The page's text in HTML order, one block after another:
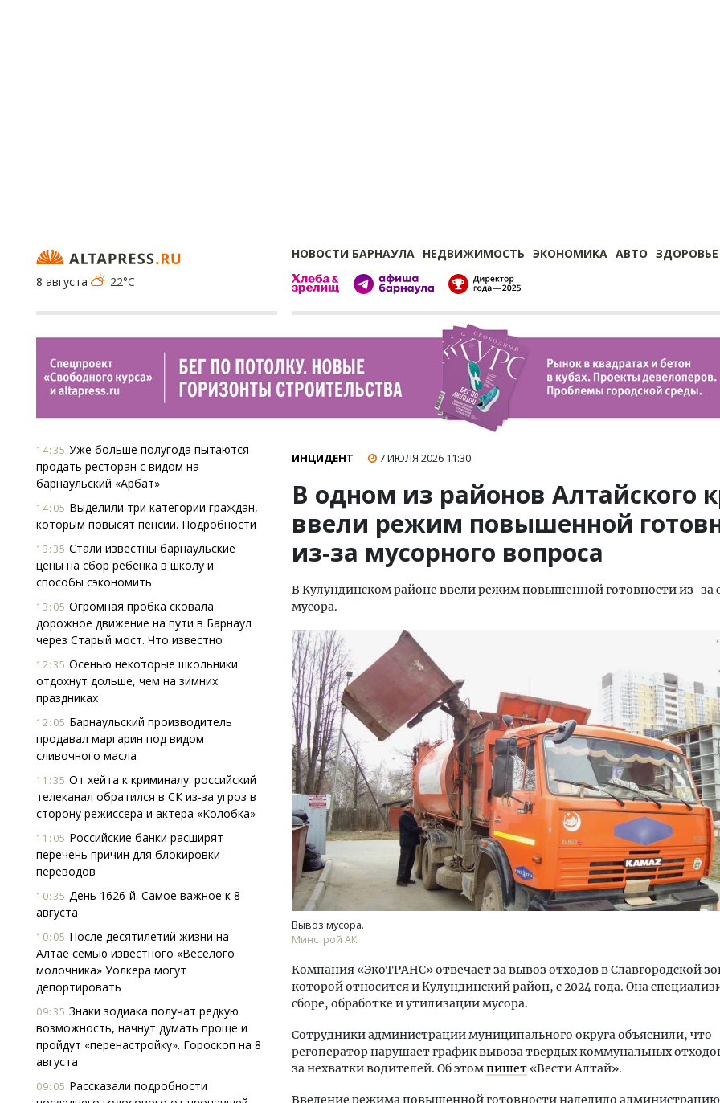
НОВОСТИ БАРНАУЛА НЕДВИЖИМОСТЬ ЭКОНОМИКА АВТО ЗДОРОВЬЕ
8 августа
22°C
14:35 Уже больше полугода пытаются
продать ресторан с видом на
барнаульский «Арбат»
14:05 Выделили три категории граждан,
которым повысят пенсии. Подробности
13:35 Стали известны барнаульские
цены на сбор ребенка в школу и
способы сэкономить
13:05 Огромная пробка сковала
дорожное движение на пути в Барнаул
через Старый мост. Что известно
12:35 Осенью некоторые школьники
отдохнут дольше, чем на зимних
праздниках
12:05 Барнаульский производитель
продавал маргарин под видом
сливочного масла
11:35 От хейта к криминалу: российский
телеканал обратился в СК из-за угроз в
сторону режиссера и актера «Колобка»
11:05 Российские банки расширят
перечень причин для блокировки
переводов
10:35 День 1626-й. Самое важное к 8
августа
10:05 После десятилетий жизни на
Алтае семью известного «Веселого
молочника» Уолкера могут
депортировать
09:35 Знаки зодиака получат редкую
возможность, начнут думать проще и
пройдут «перенастройку». Гороскоп на 8
августа
09:05 Рассказали подробности
ИНЦИДЕНТ 7 ИЮЛЯ 2026 11:30
В одном из районов Алтайского
ввели режим повышенной
из-за мусорного вопроса
В Кулундинском районе ввели режим повышенной готовности из-за
мусора.
Вывоз мусора.
Минстрой АК.
Компания «ЭкоТРАНС» отвечает за вывоз отходов в Славгородской
которой относится и Кулундинский район, с 2024 года. Она
сборе, обработке и утилизации мусора.
Сотрудники администрации муниципального округа объяснили, что
регоператор нарушает график вывоза твердых коммунальных
за нехватки водителей. Об этомпишет«Вести Алтай».
Введение режима повышенной готовности наделило
Архитектурный код начинается с
земли. Мощение крупноформатными
плитами становится новым
стандартом благоустройства
СТРОИТЕЛЬСТВО
Ищем новые берега. Гендиректор
«Жилищной инициативы» Юрий
Гатилов — о том, как девелоперу
оставаться на плаву, когда рынок
штормит
СТРОИТЕЛЬСТВО
Смелость архитектурных
Генеральный директор
ЗИАС — об эстетике
трендах в фасадах и